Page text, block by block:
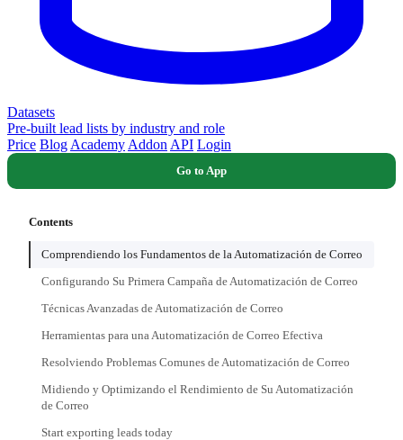
Datasets
Pre-built lead lists by industry and role
Price Blog Academy Addon API Login
Go to App
Contents
Comprendiendo los Fundamentos de la Automatización de Correo
Configurando Su Primera Campaña de Automatización de Correo
Técnicas Avanzadas de Automatización de Correo
Herramientas para una Automatización de Correo Efectiva
Resolviendo Problemas Comunes de Automatización de Correo
Midiendo y Optimizando el Rendimiento de Su Automatización
de Correo
Start exporting leads today